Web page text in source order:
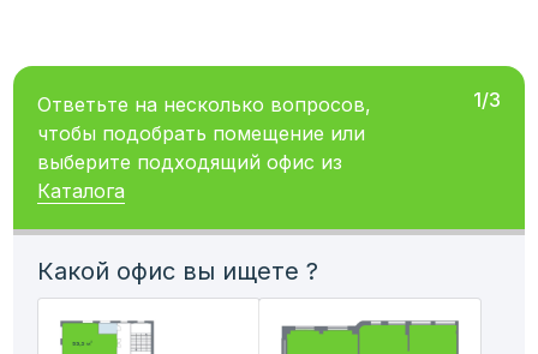
Ответьте на несколько вопросов,
чтобы подобрать помещение или
выберите подходящий офис из
Каталога
1/3
Какой офис вы ищете ?